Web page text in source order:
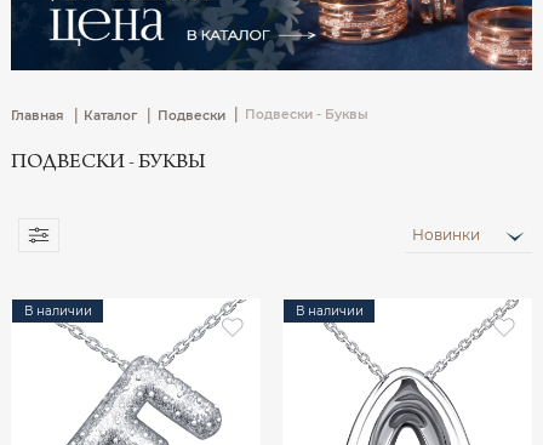
Главная | Каталог | Подвески Подвески - Буквы
ПОДВЕСКИ - БУКВЫ
Новинки
В наличии В наличии